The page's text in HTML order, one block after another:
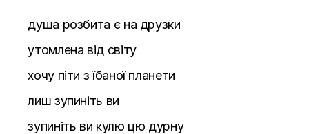
душа розбита є на друзки
утомлена від світу
хочу піти з їбаної планети
лиш зупиніть ви
зупиніть ви кулю цю дурну